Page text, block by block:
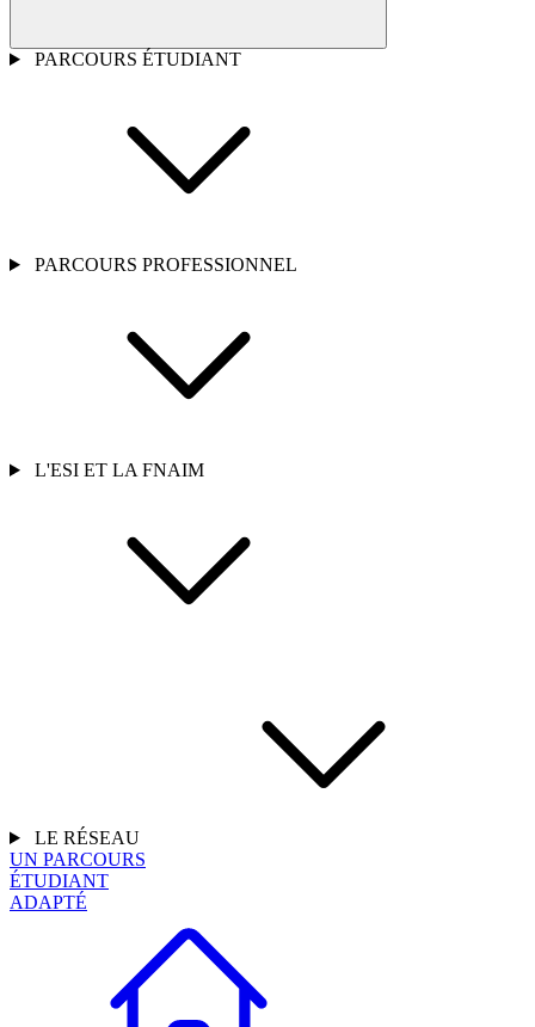
PARCOURS ÉTUDIANT
PARCOURS PROFESSIONNEL
L'ESI ET LA FNAIM
LE RÉSEAU
UN PARCOURS
ÉTUDIANT
ADAPTÉ